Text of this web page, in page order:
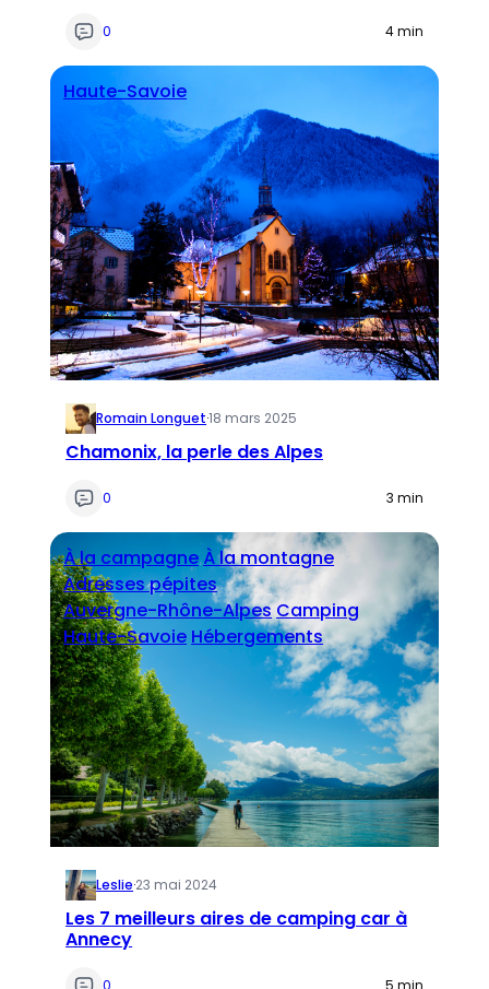
0 4 min
Haute-Savoie
Romain Longuet·18 mars 2025
Chamonix, la perle des Alpes
0 3 min
À la campagneÀ la montagne
Adresses pépites
Auvergne-Rhône-Alpes Camping
Haute-Savoie Hébergements
Leslie·23 mai 2024
Les 7 meilleurs aires de camping car à
Annecy